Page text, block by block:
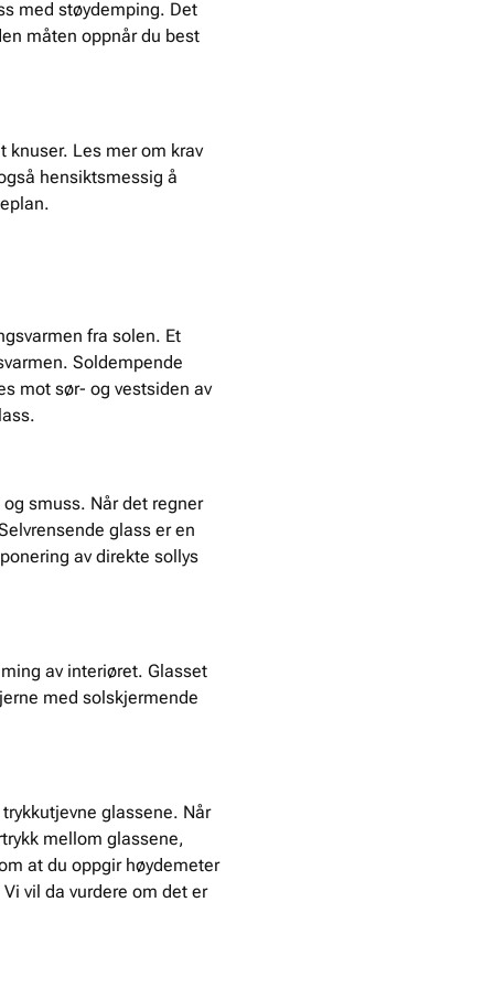
med støydemping. Det
måten oppnår du best
knuser. Les mer om krav
hensiktsmessig å
fra solen. Et
Soldempende
mot sør- og vestsiden av
smuss. Når det regner
glass er en
av direkte sollys
av interiøret. Glasset
med solskjermende
glassene. Når
mellom glassene,
at du oppgir høydemeter
vil da vurdere om det er